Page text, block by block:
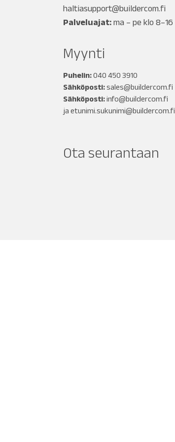
haltiasupport@buildercom.fi
Palveluajat: ma – pe klo 8–16
Myynti
Puhelin:040 450 3910
Sähköposti:sales@buildercom.fi
Sähköposti:info@buildercom.fi
ja etunimi.sukunimi@buildercom.fi
Ota seurantaan